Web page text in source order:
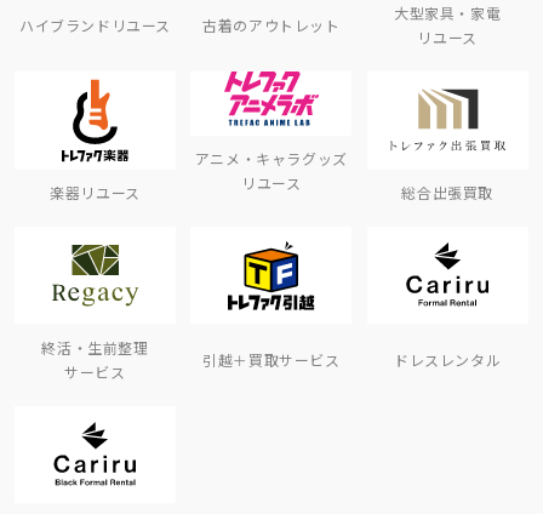
ハイブランドリユース 古着のアウトレット
大型家具・家電
リユース
楽器リユース
アニメ・キャラグッズ
リユース
総合出張買取
終活・生前整理
サービス
引越＋買取サービス ドレスレンタル